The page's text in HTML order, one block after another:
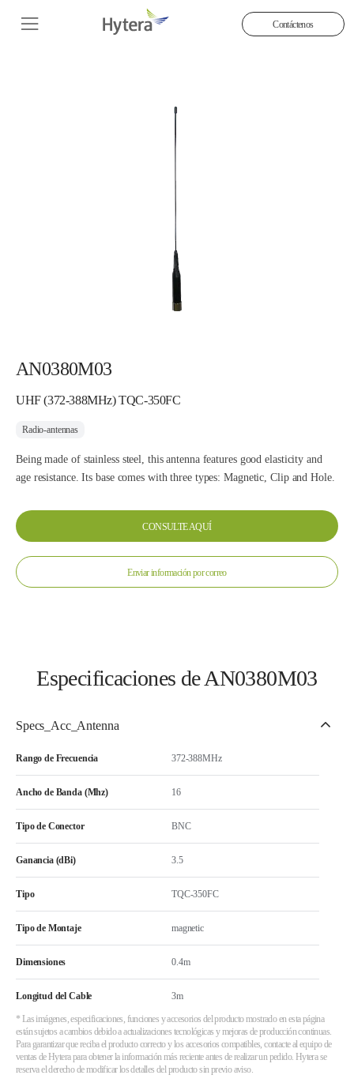
Contáctenos
AN0380M03
UHF (372-388MHz) TQC-350FC
Radio-antennas
Being made of stainless steel, this antenna features good elasticity and
age resistance. Its base comes with three types: Magnetic, Clip and Hole.
CONSULTE AQUÍ
Enviar información por correo
Especificaciones de AN0380M03
Specs_Acc_Antenna
Rango de Frecuencia 372-388MHz
Ancho de Banda (Mhz) 16
Tipo de Conector BNC
Ganancia (dBi) 3.5
Tipo TQC-350FC
Tipo de Montaje magnetic
Dimensiones 0.4m
Longitud del Cable 3m
* Las imágenes, especificaciones, funciones y accesorios del producto mostrado en esta página
están sujetos a cambios debido a actualizaciones tecnológicas y mejoras de producción continuas.
Para garantizar que reciba el producto correcto y los accesorios compatibles, contacte al equipo de
ventas de Hytera para obtener la información más reciente antes de realizar un pedido. Hytera se
reserva el derecho de modificar los detalles del producto sin previo aviso.